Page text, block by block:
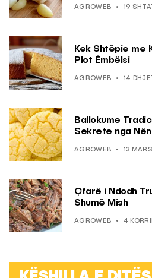
AGROWEB 19
Kek Shtëpie me
Plot Ëmbëlsi
AGROWEB 14
Ballokume
Sekrete nga
AGROWEB 13
Çfarë i Ndodh
Shumë Mish
AGROWEB 4